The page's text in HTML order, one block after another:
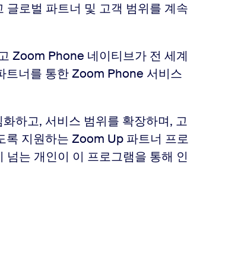
글로벌 파트너 및 고객 범위를 계속
Zoom Phone 네이티브가 전 세계
트너를 통한 Zoom Phone 서비스
하고, 서비스 범위를 확장하며, 고
록 지원하는 Zoom Up 파트너 프로
는 개인이 이 프로그램을 통해 인